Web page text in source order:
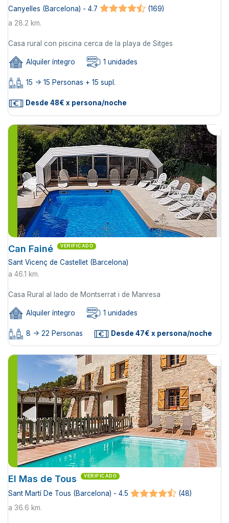
Canyelles (Barcelona) - 4.7
(169)
a 28.2 km.
Casa rural con piscina cerca de la playa de Sitges
Alquiler íntegro 1 unidades
15 -> 15 Personas + 15 supl.
Desde 48€ x persona/noche
Can Fainé VERIFICADO
Sant Vicenç de Castellet (Barcelona)
a 46.1 km.
Casa Rural al lado de Montserrat i de Manresa
Alquiler íntegro 1 unidades
8 -> 22 Personas Desde 47€ x persona/noche
El Mas de Tous VERIFICADO
Sant Martí De Tous (Barcelona) - 4.5
(48)
a 36.6 km.